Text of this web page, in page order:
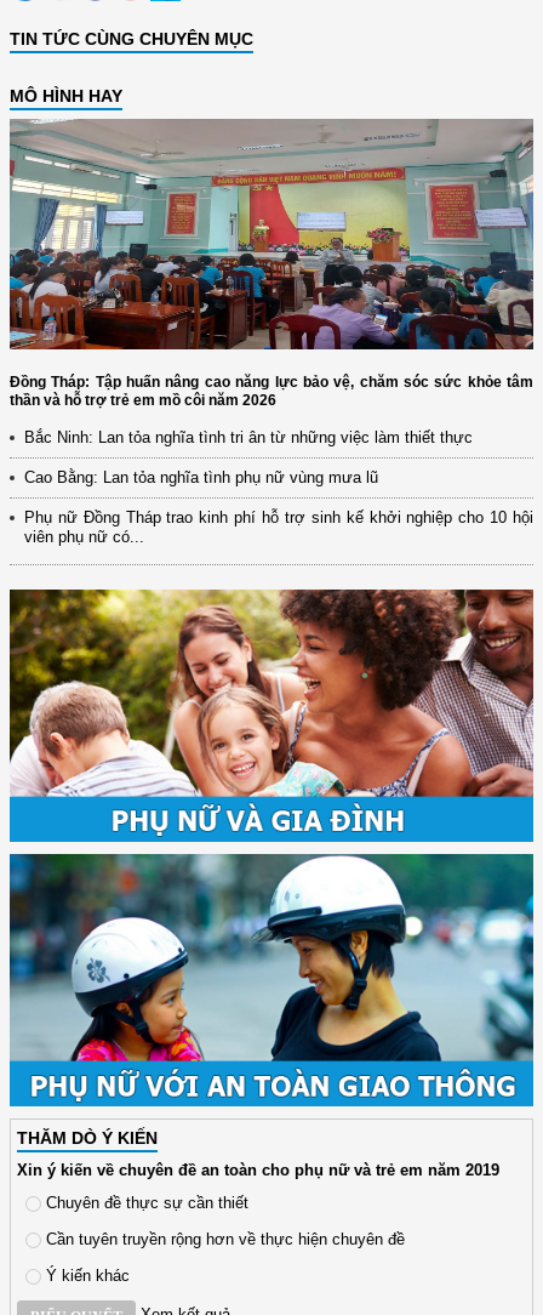
TIN TỨC CÙNG CHUYÊN MỤC
MÔ HÌNH HAY
Đồng Tháp: Tập huấn nâng cao năng lực bảo vệ, chăm sóc sức khỏe tâm
thần và hỗ trợ trẻ em mồ côi năm 2026
Bắc Ninh: Lan tỏa nghĩa tình tri ân từ những việc làm thiết thực
Cao Bằng: Lan tỏa nghĩa tình phụ nữ vùng mưa lũ
Phụ nữ Đồng Tháp trao kinh phí hỗ trợ sinh kế khởi nghiệp cho 10 hội
viên phụ nữ có...
THĂM DÒ Ý KIẾN
Xin ý kiến về chuyên đề an toàn cho phụ nữ và trẻ em năm 2019
Chuyên đề thực sự cần thiết
Cần tuyên truyền rộng hơn về thực hiện chuyên đề
Ý kiến khác